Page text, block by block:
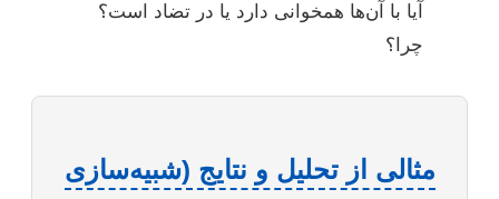
آیا با آن‌ها همخوانی دارد یا در تضاد است؟
چرا؟
مثالی از تحلیل و نتایج (شبیه‌سازی